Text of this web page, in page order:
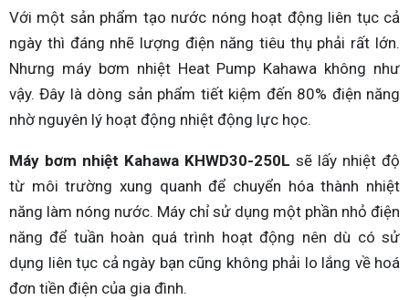
Với một sản phẩm tạo nước nóng hoạt động liên tục cả
ngày thì đáng nhẽ lượng điện năng tiêu thụ phải rất lớn.
Nhưng máy bơm nhiệt Heat Pump Kahawa không như
vậy. Đây là dòng sản phẩm tiết kiệm đến 80% điện năng
nhờ nguyên lý hoạt động nhiệt động lực học.
Máy bơm nhiệt Kahawa KHWD30-250L sẽ lấy nhiệt độ
từ môi trường xung quanh để chuyển hóa thành nhiệt
năng làm nóng nước. Máy chỉ sử dụng một phần nhỏ điện
năng để tuần hoàn quá trình hoạt động nên dù có sử
dụng liên tục cả ngày bạn cũng không phải lo lắng về hoá
đơn tiền điện của gia đình.